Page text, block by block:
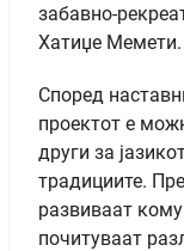
забавно-
Хатиџе Мемети.
Според
проектот е
други за
традициите.
развиваат
почитуваат